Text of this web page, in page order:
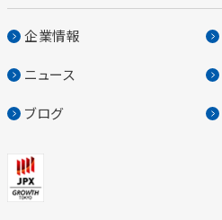
企業情報
ニュース
ブログ